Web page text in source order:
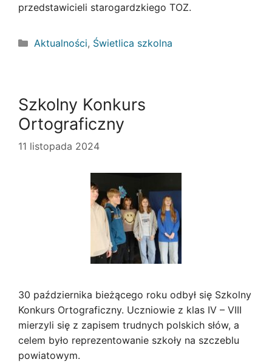
przedstawicieli starogardzkiego TOZ.
Kategorie
Aktualności, Świetlica szkolna
Szkolny Konkurs
Ortograficzny
11 listopada 2024
30 października bieżącego roku odbył się Szkolny
Konkurs Ortograficzny. Uczniowie z klas IV – VIII
mierzyli się z zapisem trudnych polskich słów, a
celem było reprezentowanie szkoły na szczeblu
powiatowym.